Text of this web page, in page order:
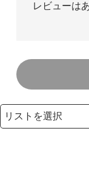
レビューは
検索リストの選択